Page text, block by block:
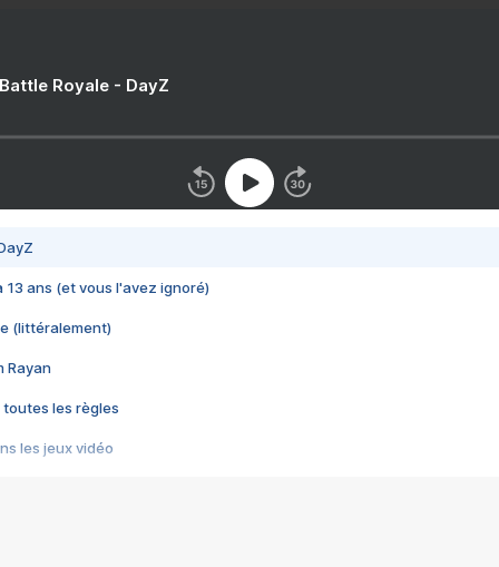
Royale - DayZ
13 ans (et vous l'avez ignoré)
(littéralement)
Rayan
toutes les règles
les jeux vidéo